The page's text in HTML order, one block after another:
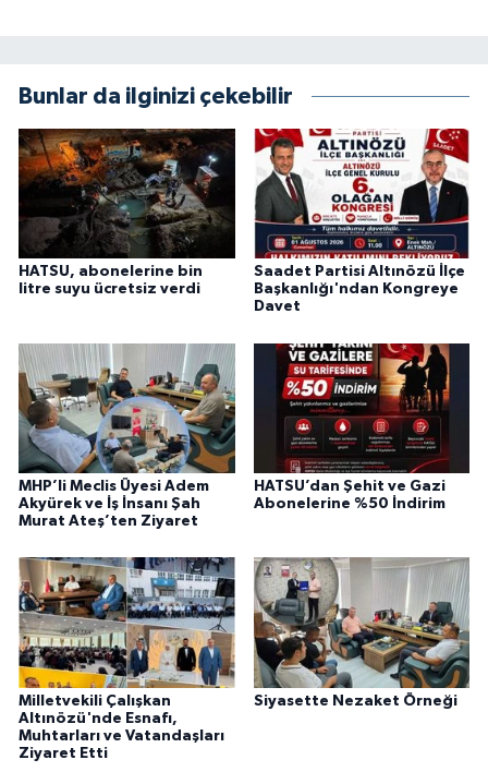
Bunlar da ilginizi çekebilir
HATSU, abonelerine bin
litre suyu ücretsiz verdi
Saadet Partisi Altınözü İlçe
Başkanlığı'ndan Kongreye
Davet
MHP’li Meclis Üyesi Adem
Akyürek ve İş İnsanı Şah
Murat Ateş’ten Ziyaret
HATSU’dan Şehit ve Gazi
Abonelerine %50 İndirim
Milletvekili Çalışkan
Altınözü'nde Esnafı,
Muhtarları ve Vatandaşları
Ziyaret Etti
Siyasette Nezaket Örneği